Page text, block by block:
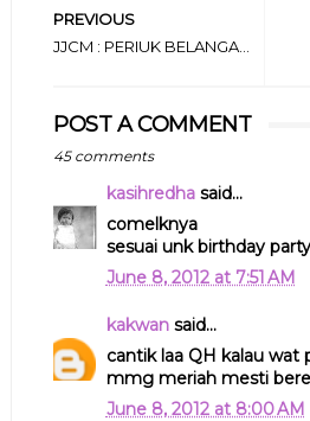
PREVIOUS
JJCM : PERIUK BELANGA...
POST A COMMENT
45 comments
kasihredhasaid...
comelknya
sesuai unk birthday
June 8, 2012 at 7:51 AM
kakwansaid...
cantik laa QH kalau wat
mmg meriah mesti
June 8, 2012 at 8:00 AM